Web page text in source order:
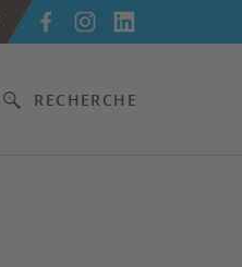
RECHERCHE